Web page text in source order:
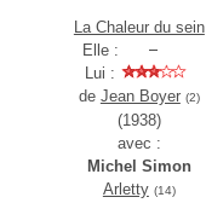
La Chaleur du sein
Elle :
Lui :
de Jean Boyer (2)
(1938)
avec :
Michel Simon
Arletty (14)